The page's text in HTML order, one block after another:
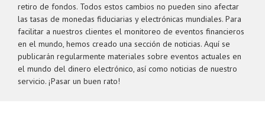
retiro de fondos. Todos estos cambios no pueden sino afectar
las tasas de monedas fiduciarias y electrónicas mundiales. Para
facilitar a nuestros clientes el monitoreo de eventos financieros
en el mundo, hemos creado una sección de noticias. Aquí se
publicarán regularmente materiales sobre eventos actuales en
el mundo del dinero electrónico, así como noticias de nuestro
servicio. ¡Pasar un buen rato!